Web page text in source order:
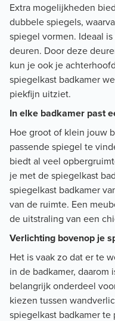
Extra mogelijkheden
dubbele spiegels,
spiegel vormen. Ideaal
deuren. Door deze
kun je ook je
spiegelkast badkamer
piekfijn uitziet.
In elke badkamer past
Hoe groot of klein jouw
passende spiegel te
biedt al veel
je met de spiegelkast
spiegelkast badkamer
van de ruimte. Een
de uitstraling van een
Verlichting bovenop je
Het is vaak zo dat er te
in de badkamer, daarom
belangrijk onderdeel
kiezen tussen
spiegelkast badkamerte